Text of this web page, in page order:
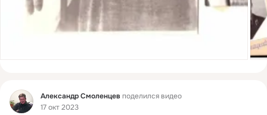
Фид Александр Смоленцев поделился видео
17 окт 2023